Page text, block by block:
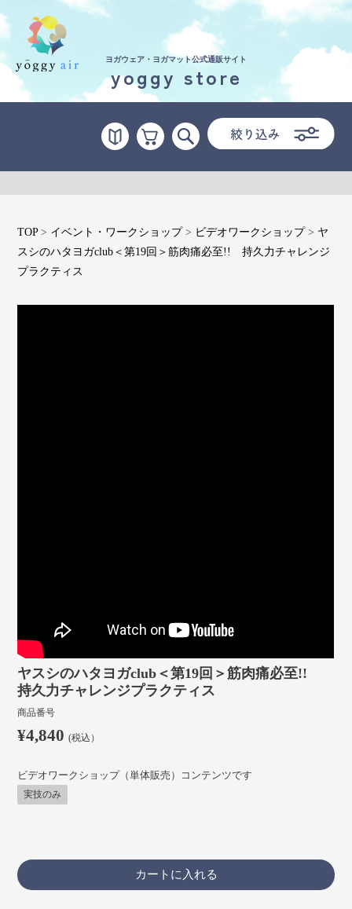
受講の流れ
料金について
インストラクター一覧
yoggy store
ヨガウェア・ヨガマット公式通販サイト
yoggy store
TOP> イベント・ワークショップ> ビデオワークショップ> ヤ
スシのハタヨガclub＜第19回＞筋肉痛必至!! 持久力チャレンジ
プラクティス
ヤスシのハタヨガclub＜第19回＞筋肉痛必至!!
持久力チャレンジプラクティス
商品番号
¥4,840 (税込）
ビデオワークショップ（単体販売）コンテンツです
実技のみ
カートに入れる